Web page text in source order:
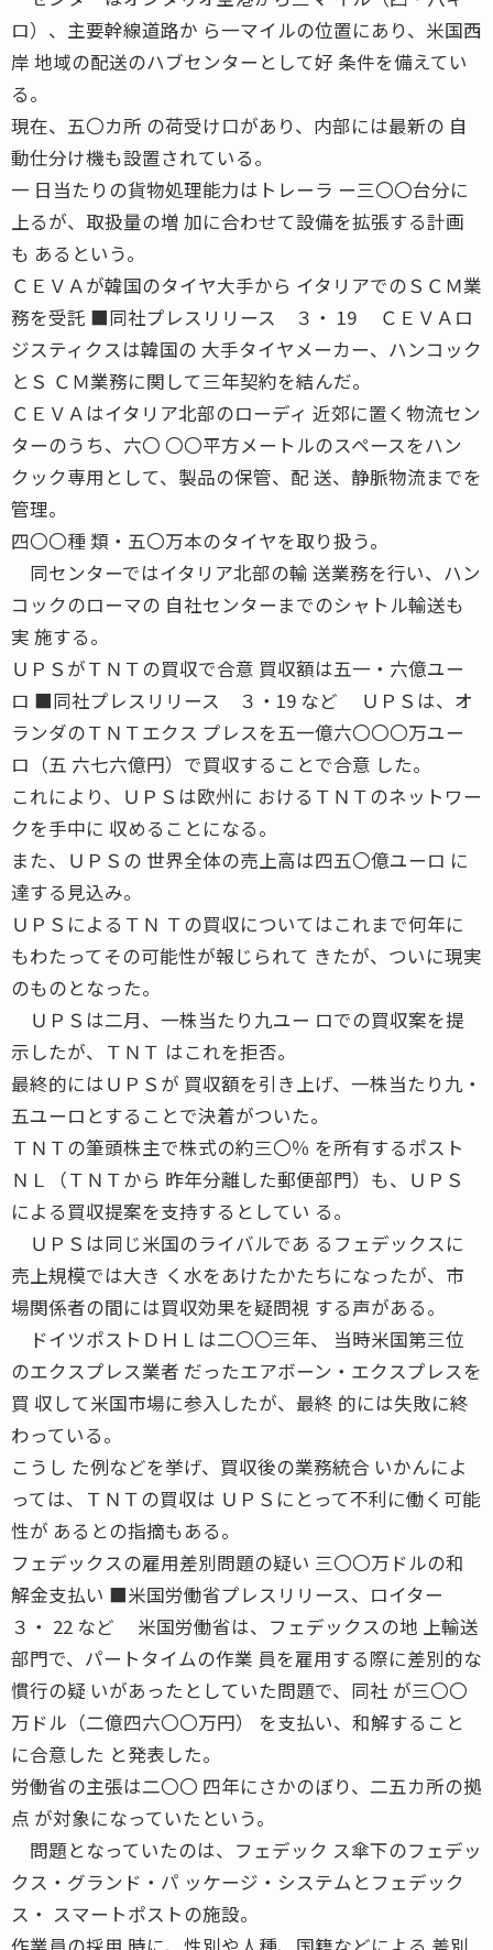
ロ）、主要幹線道路か ら一マイルの位置にあり、米国西
岸 地域の配送のハブセンターとして好 条件を備えてい
る。
現在、五〇カ所 の荷受け口があり、内部には最新の 自
動仕分け機も設置されている。
一 日当たりの貨物処理能力はトレーラ ー三〇〇台分に
上るが、取扱量の増 加に合わせて設備を拡張する計画
も あるという。
ＣＥＶＡが韓国のタイヤ大手から イタリアでのＳＣＭ業
務を受託 ■同社プレスリリース ３・ 19 ＣＥＶＡロ
ジスティクスは韓国の 大手タイヤメーカー、ハンコック
とＳ ＣＭ業務に関して三年契約を結んだ。
ＣＥＶＡはイタリア北部のローディ 近郊に置く物流セン
ターのうち、六〇 〇〇平方メートルのスペースをハン
クック専用として、製品の保管、配 送、静脈物流までを
管理。
四〇〇種 類・五〇万本のタイヤを取り扱う。
同センターではイタリア北部の輸 送業務を行い、ハン
コックのローマの 自社センターまでのシャトル輸送も
実 施する。
ＵＰＳがＴＮＴの買収で合意 買収額は五一・六億ユー
ロ ■同社プレスリリース ３・19 など ＵＰＳは、オ
ランダのＴＮＴエクス プレスを五一億六〇〇〇万ユー
ロ（五 六七六億円）で買収することで合意 した。
これにより、ＵＰＳは欧州に おけるＴＮＴのネットワー
クを手中に 収めることになる。
また、ＵＰＳの 世界全体の売上高は四五〇億ユーロ に
達する見込み。
ＵＰＳによるＴＮ Ｔの買収についてはこれまで何年に
もわたってその可能性が報じられて きたが、ついに現実
のものとなった。
ＵＰＳは二月、一株当たり九ユー ロでの買収案を提
示したが、ＴＮＴ はこれを拒否。
最終的にはＵＰＳが 買収額を引き上げ、一株当たり九・
五ユーロとすることで決着がついた。
ＴＮＴの筆頭株主で株式の約三〇％ を所有するポスト
ＮＬ（ＴＮＴから 昨年分離した郵便部門）も、ＵＰＳ
による買収提案を支持するとしてい る。
ＵＰＳは同じ米国のライバルであ るフェデックスに
売上規模では大き く水をあけたかたちになったが、市
場関係者の間には買収効果を疑問視 する声がある。
ドイツポストＤＨＬは二〇〇三年、 当時米国第三位
のエクスプレス業者 だったエアボーン・エクスプレスを
買 収して米国市場に参入したが、最終 的には失敗に終
わっている。
こうし た例などを挙げ、買収後の業務統合 いかんによ
っては、ＴＮＴの買収は ＵＰＳにとって不利に働く可能
性が あるとの指摘もある。
フェデックスの雇用差別問題の疑い 三〇〇万ドルの和
解金支払い ■米国労働省プレスリリース、ロイター
３・ 22 など 米国労働省は、フェデックスの地 上輸送
部門で、パートタイムの作業 員を雇用する際に差別的な
慣行の疑 いがあったとしていた問題で、同社 が三〇〇
万ドル（二億四六〇〇万円） を支払い、和解すること
に合意した と発表した。
労働省の主張は二〇〇 四年にさかのぼり、二五カ所の拠
点 が対象になっていたという。
問題となっていたのは、フェデック ス傘下のフェデッ
クス・グランド・パ ッケージ・システムとフェデック
ス・ スマートポストの施設。